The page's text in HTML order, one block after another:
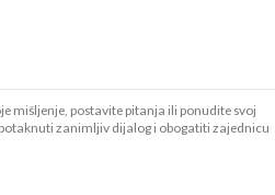
mišljenje, postavite pitanja ili ponudite svoj
zanimljiv dijalog i obogatiti zajednicu